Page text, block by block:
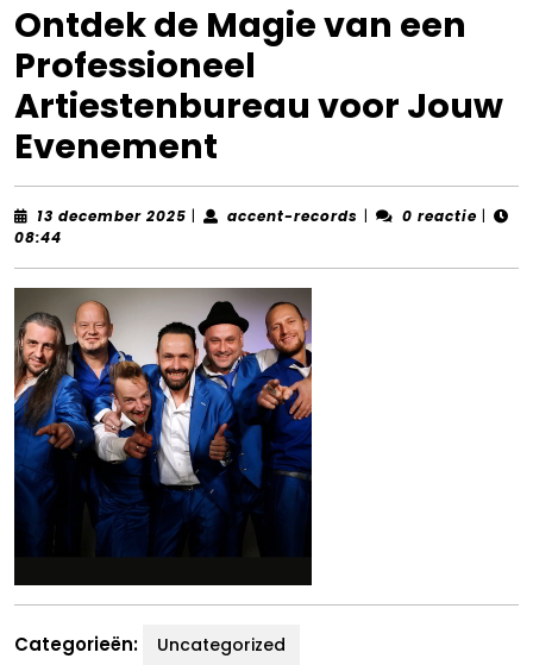
Ontdek de Magie van een
Professioneel
Artiestenbureau voor Jouw
Evenement
13 december 2025 13| accent-records accent-
| 0 reactie |
08:44
Categorieën: Uncategorized